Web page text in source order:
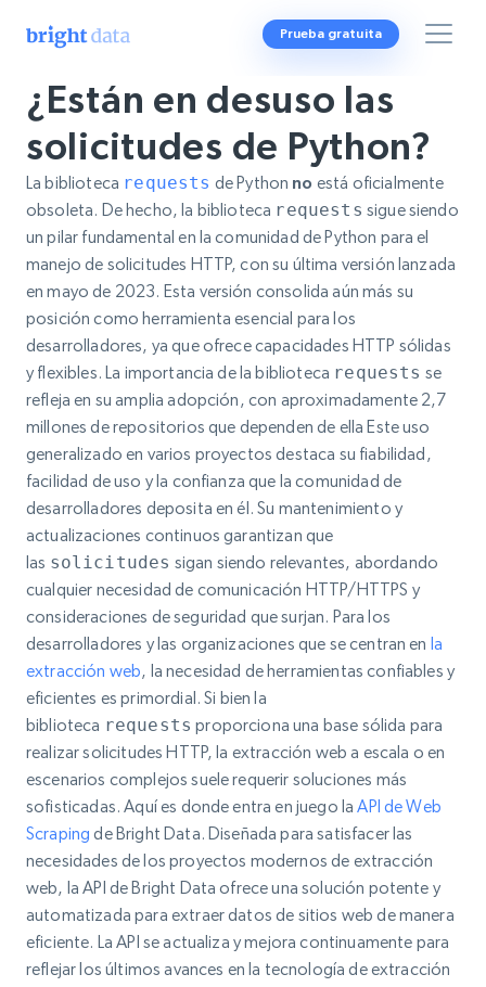
Prueba gratuita
¿Están en desuso las
solicitudes de Python?
La biblioteca requests de Python no está oficialmente
obsoleta. De hecho, la biblioteca requests sigue siendo
un pilar fundamental en la comunidad de Python para el
manejo de solicitudes HTTP, con su última versión lanzada
en mayo de 2023. Esta versión consolida aún más su
posición como herramienta esencial para los
desarrolladores, ya que ofrece capacidades HTTP sólidas
y flexibles. La importancia de la biblioteca requests se
refleja en su amplia adopción, con aproximadamente 2,7
millones de repositorios que dependen de ella Este uso
generalizado en varios proyectos destaca su fiabilidad,
facilidad de uso y la confianza que la comunidad de
desarrolladores deposita en él. Su mantenimiento y
actualizaciones continuos garantizan que
las solicitudes sigan siendo relevantes, abordando
cualquier necesidad de comunicación HTTP/HTTPS y
consideraciones de seguridad que surjan. Para los
desarrolladores y las organizaciones que se centran en la
extracción web, la necesidad de herramientas confiables y
eficientes es primordial. Si bien la
biblioteca requests proporciona una base sólida para
realizar solicitudes HTTP, la extracción web a escala o en
escenarios complejos suele requerir soluciones más
sofisticadas. Aquí es donde entra en juego laAPI de Web
Scraping de Bright Data. Diseñada para satisfacer las
necesidades de los proyectos modernos de extracción
web, la API de Bright Data ofrece una solución potente y
automatizada para extraer datos de sitios web de manera
eficiente. La API se actualiza y mejora continuamente para
reflejar los últimos avances en la tecnología de extracción